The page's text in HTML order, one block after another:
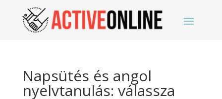
Napsütés és angol
nyelvtanulás: válassza